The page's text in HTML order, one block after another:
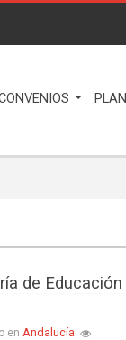
de
enAndalucía